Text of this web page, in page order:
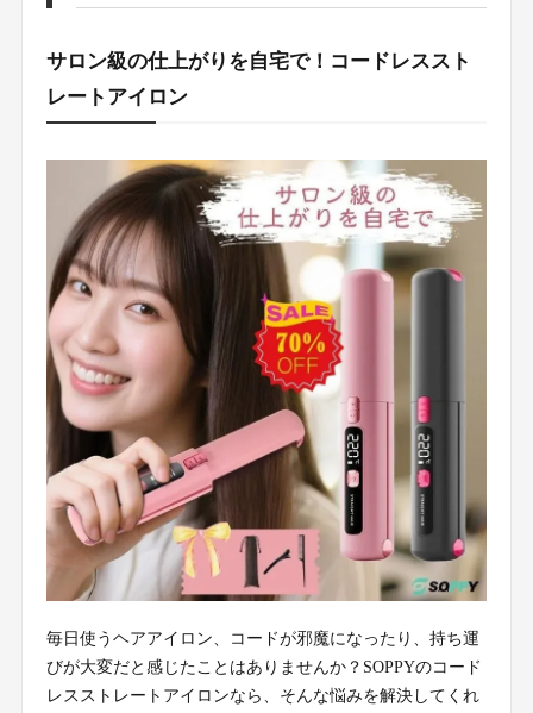
サロン級の仕上がりを自宅で！コードレススト
レートアイロン
毎日使うヘアアイロン、コードが邪魔になったり、持ち運
びが大変だと感じたことはありませんか？SOPPYのコード
レスストレートアイロンなら、そんな悩みを解決してくれ